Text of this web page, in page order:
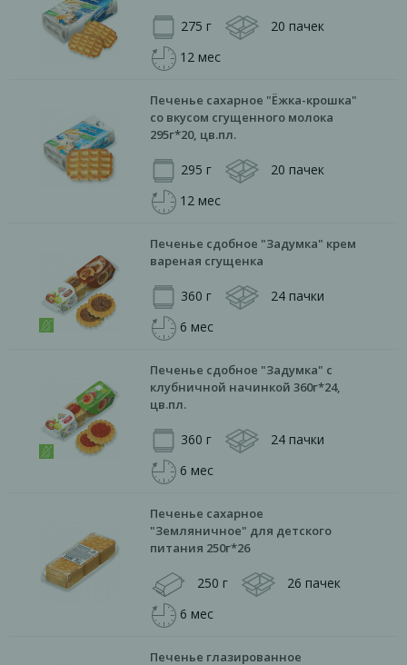
275 г
20 пачек
12 мес
Печенье сахарное "Ёжка-крошка"
со вкусом сгущенного молока
295г*20, цв.пл.
295 г
20 пачек
12 мес
Печенье сдобное "Задумка" крем
вареная сгущенка
360 г
24 пачки
6 мес
Печенье сдобное "Задумка" с
клубничной начинкой 360г*24,
цв.пл.
360 г
24 пачки
6 мес
Печенье сахарное
"Земляничное" для детского
питания 250г*26
250 г
26 пачек
6 мес
Печенье глазированное